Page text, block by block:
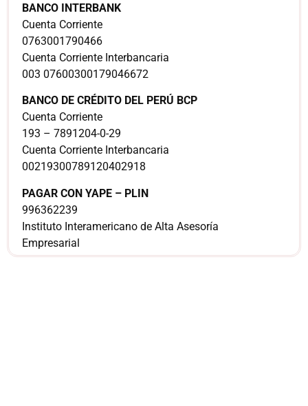
BANCO INTERBANK
Cuenta Corriente
0763001790466
Cuenta Corriente Interbancaria
003 07600300179046672
BANCO DE CRÉDITO DEL PERÚ BCP
Cuenta Corriente
193 – 7891204-0-29
Cuenta Corriente Interbancaria
00219300789120402918
PAGAR CON YAPE – PLIN
996362239
Instituto Interamericano de Alta Asesoría
Empresarial